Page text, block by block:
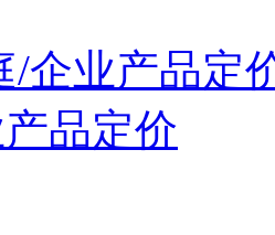
/企业产品定
品定价